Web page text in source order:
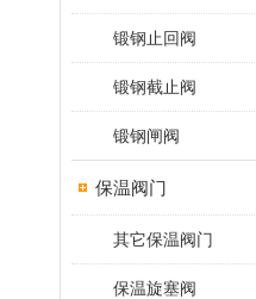
锻钢止回阀
锻钢截止阀
锻钢闸阀
保温阀门
其它保温阀门
保温旋塞阀